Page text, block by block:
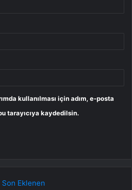
kullanılması için adım, e-posta
tarayıcıya kaydedilsin.
Son Eklenen